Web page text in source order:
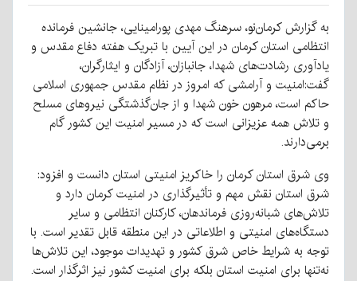
به گزارش کرمان‌نو، سرهنگ مهدی پورامینایی، جانشین فرمانده
انتظامی استان کرمان در این آیین با تبریک هفته دفاع مقدس و
یادآوری رشادت‌های شهدا، جانبازان، آزادگان و ایثارگران،
گفت:امنیت و آرامشی که امروز در نظام مقدس جمهوری اسلامی
حاکم است، مرهون خون شهدا و از جان‌گذشتگی نیروهای مسلح
و تلاش همه عزیزانی است که در مسیر امنیت این کشور گام
برمی‌دارند.
وی شرق استان کرمان را خاکریز امنیتی استان دانست و افزود:
شرق استان نقش مهم و تأثیرگذاری در امنیت کرمان دارد و
تلاش‌های شبانه‌روزی فرماندهان، کارکنان انتظامی و سایر
دستگاه‌های امنیتی و اطلاعاتی در این منطقه قابل تقدیر است. با
توجه به شرایط خاص شرق کشور و تهدیدات موجود، این تلاش‌ها
نه‌تنها برای امنیت استان بلکه برای امنیت کشور نیز اثرگذار است.